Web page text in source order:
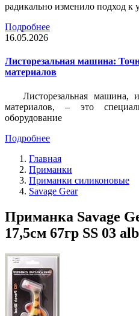
радикально изменило подход к
Подробнее
16.05.2026
Листорезальная машина:
материалов
Листорезальная машина,
материалов, – это
оборудование
Подробнее
Главная
Приманки
Приманки силиконовые
Savage Gear
Приманка Savage
17,5см 67гр SS 03